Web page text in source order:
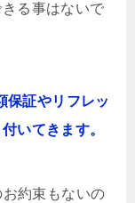
る事はないで
保証やリフレッ
いてきます。
約束もないの